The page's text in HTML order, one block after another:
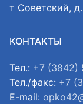
т Советский,
КОНТАКТЫ
Тел.: +7 (3842)
Тел./факс: +7
E-mail: